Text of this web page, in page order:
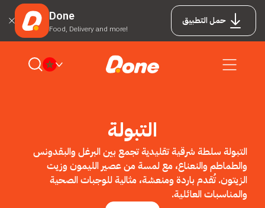
حمل التطبيق Done
Food, Delivery and more!
التبولة
التبولة سلطة شرقية تقليدية تجمع بين البرغل والبقدونس
والطماطم والنعناع، مع لمسة من عصير الليمون وزيت
الزيتون. تُقدم باردة ومنعشة، مثالية للوجبات الصحية
والمناسبات العائلية.